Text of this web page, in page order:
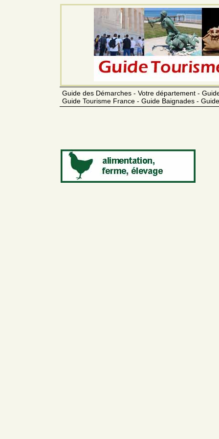
Guide des Démarches - Votre département -
Guide Tourisme France - Guide Baignades -